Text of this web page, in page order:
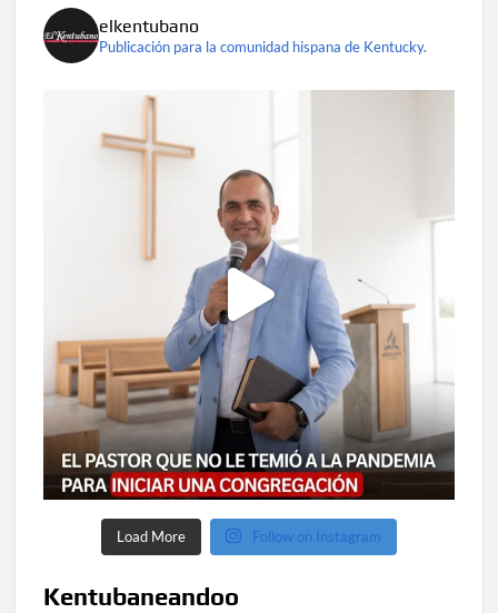
elkentubano
Publicación para la comunidad hispana de Kentucky.
Load More Follow on Instagram
Kentubaneandoo